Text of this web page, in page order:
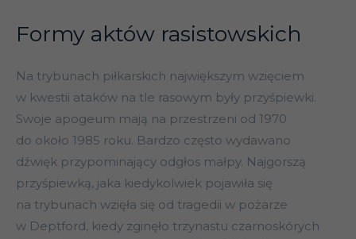
Formy aktów rasistowskich
Na trybunach piłkarskich największym wzięciem
w kwestii ataków na tle rasowym były przyśpiewki.
Swoje apogeum mają na przestrzeni od 1970
do około 1985 roku. Bardzo często wydawano
dźwięk przypominający odgłos małpy. Najgorszą
przyśpiewką, jaka kiedykolwiek pojawiła się
na trybunach wzięła się od tragedii w pożarze
w Deptford, kiedy zginęło trzynastu czarnoskórych